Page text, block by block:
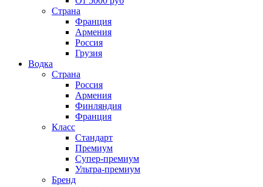
Страна
Франция
Армения
Россия
Грузия
Водка
Страна
Россия
Армения
Финляндия
Франция
Класс
Стандарт
Премиум
Супер-премиум
Ультра-премиум
Бренд